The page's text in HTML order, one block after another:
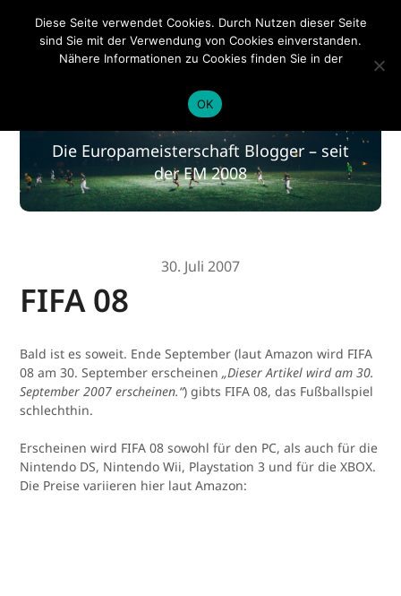
EM 2020
EM 2020
Die Europameisterschaft Blogger – seit
der EM 2008
30. Juli 2007
FIFA 08
Bald ist es soweit. Ende September (laut Amazon wird FIFA
08 am 30. September erscheinen„Dieser Artikel wird am 30.
September 2007 erscheinen.“) gibts FIFA 08, das Fußballspiel
schlechthin.
Erscheinen wird FIFA 08 sowohl für den PC, als auch für die
Nintendo DS, Nintendo Wii, Playstation 3 und für die XBOX.
Die Preise variieren hier laut Amazon:
Diese Seite verwendet Cookies. Durch Nutzen dieser Seite
sind Sie mit der Verwendung von Cookies einverstanden.
Nähere Informationen zu Cookies finden Sie in der
OK